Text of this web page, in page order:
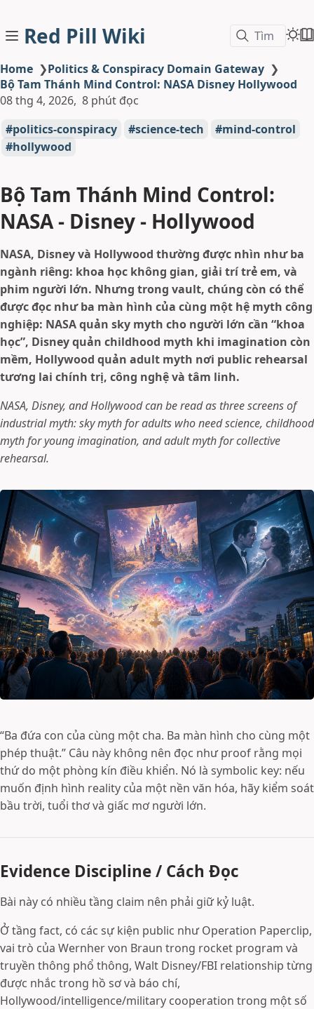
Red Pill Wiki Tìm
Home ❯Politics & Conspiracy Domain Gateway ❯
Bộ Tam Thánh Mind Control: NASA Disney Hollywood
08 thg 4, 2026 8 phút đọc
politics-conspiracy
science-tech
mind-control
hollywood
Bộ Tam Thánh Mind Control:
NASA - Disney - Hollywood
NASA, Disney và Hollywood thường được nhìn như ba
ngành riêng: khoa học không gian, giải trí trẻ em, và
phim người lớn. Nhưng trong vault, chúng còn có thể
được đọc như ba màn hình của cùng một hệ myth công
nghiệp: NASA quản sky myth cho người lớn cần “khoa
học”, Disney quản childhood myth khi imagination còn
mềm, Hollywood quản adult myth nơi public rehearsal
tương lai chính trị, công nghệ và tâm linh.
NASA, Disney, and Hollywood can be read as three screens of
industrial myth: sky myth for adults who need science, childhood
myth for young imagination, and adult myth for collective
rehearsal.
“Ba đứa con của cùng một cha. Ba màn hình cho cùng một
phép thuật.” Câu này không nên đọc như proof rằng mọi
thứ do một phòng kín điều khiển. Nó là symbolic key: nếu
muốn định hình reality của một nền văn hóa, hãy kiểm soát
bầu trời, tuổi thơ và giấc mơ người lớn.
Evidence Discipline / Cách Đọc
Bài này có nhiều tầng claim nên phải giữ kỷ luật.
Ở tầng fact, có các sự kiện public như Operation Paperclip,
vai trò của Wernher von Braun trong rocket program và
truyền thông phổ thông, Walt Disney/FBI relationship từng
được nhắc trong hồ sơ và báo chí,
Hollywood/intelligence/military cooperation trong một số